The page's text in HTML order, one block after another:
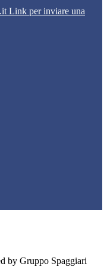
Link per inviare una
by Gruppo Spaggiari